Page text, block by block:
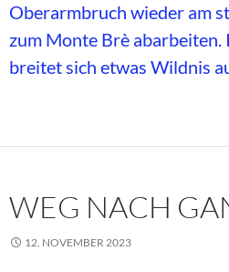
Oberarmbruch wieder am
zum Monte Brè abarbeiten.
breitet sich etwas Wildnis
WEG NACH
12. NOVEMBER 2023